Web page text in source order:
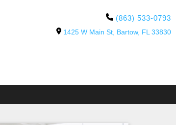
(863) 533-0793
1425 W Main St, Bartow, FL 33830